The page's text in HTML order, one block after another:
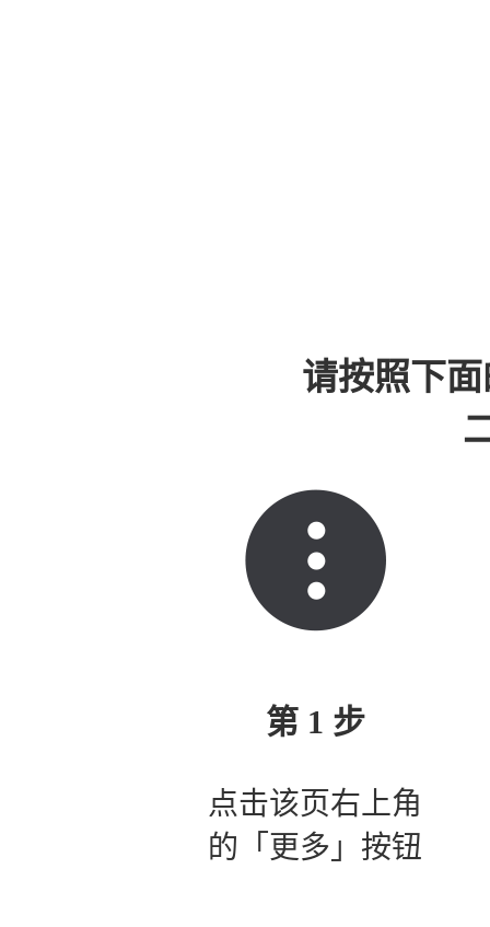
请按照下
第 1 步
点击该页右上角
的「更多」按钮